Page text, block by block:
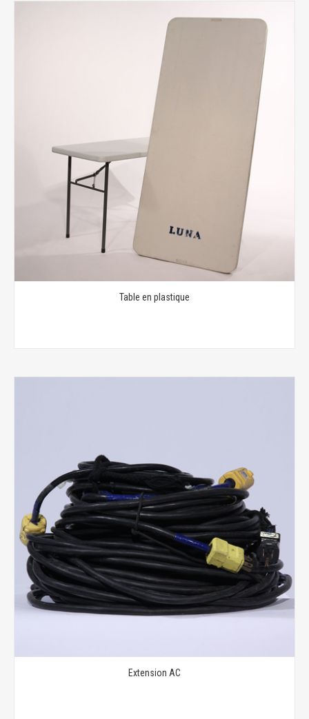
Table en plastique
Extension AC